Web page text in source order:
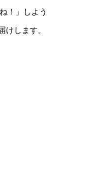
！」しよう
けします。